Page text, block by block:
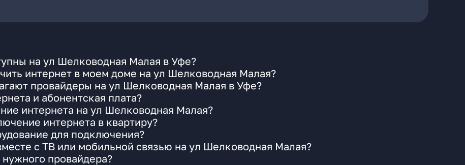
на ул Шелководная Малая в Уфе?
интернет в моем доме на ул Шелководная Малая?
провайдеры на ул Шелководная Малая в Уфе?
и абонентская плата?
интернета на ул Шелководная Малая?
интернета в квартиру?
для подключения?
с ТВ или мобильной связью на ул Шелководная Малая?
провайдера?